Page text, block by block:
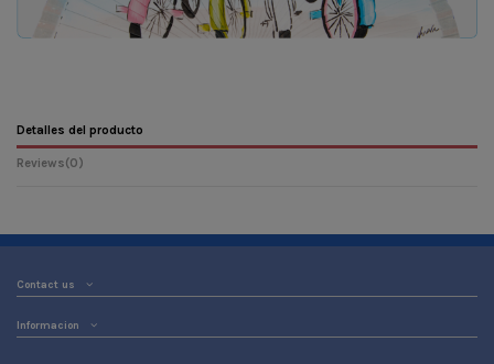
Detalles del producto
Reviews(0)
Contact us
Informacion